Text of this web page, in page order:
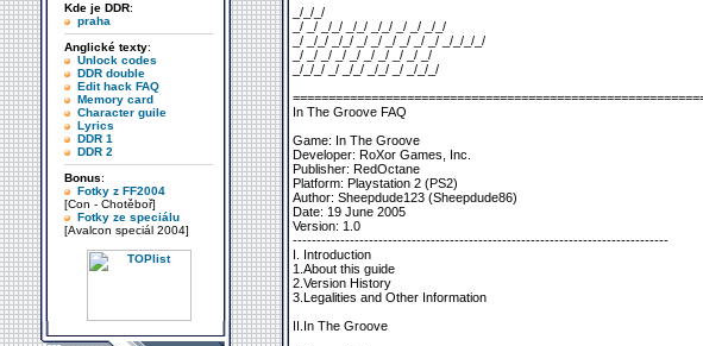
Kde je DDR:
praha
Anglické texty:
Unlock codes
DDR double
Edit hack FAQ
Memory card
Character guile
Lyrics
DDR 1
DDR 2
Bonus:
Fotky z FF2004
[Con - Chotěboř]
Fotky ze speciálu
[Avalcon speciál 2004]
_/_/_/
_/ _/ _/_/ _/_/ _/_/ _/ _/ _/_/
_/ _/_/ _/_/ _/ _/ _/ _/ _/ _/ _/_/_/_/
_/ _/ _/ _/ _/ _/ _/ _/ _/ _/
_/_/_/ _/ _/_/ _/_/ _/ _/_/_/
In The Groove FAQ
Game: In The Groove
Developer: RoXor Games, Inc.
Publisher: RedOctane
Platform: Playstation 2 (PS2)
Author: Sheepdude123 (Sheepdude86)
Date: 19 June 2005
Version: 1.0
-------------------------------------------------------------------------------
I. Introduction
1.About this guide
2.Version History
3.Legalities and Other Information
II.In The Groove